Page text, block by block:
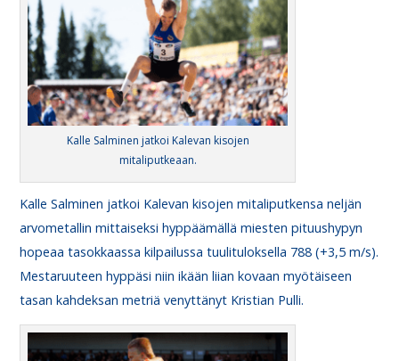
Kalle Salminen jatkoi Kalevan kisojen
mitaliputkeaan.
Kalle Salminen jatkoi Kalevan kisojen mitaliputkensa neljän
arvometallin mittaiseksi hyppäämällä miesten pituushypyn
hopeaa tasokkaassa kilpailussa tuulituloksella 788 (+3,5 m/s).
Mestaruuteen hyppäsi niin ikään liian kovaan myötäiseen
tasan kahdeksan metriä venyttänyt Kristian Pulli.